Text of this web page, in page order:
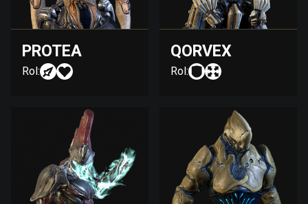
PROTEA
Rol:
QORVEX
Rol: